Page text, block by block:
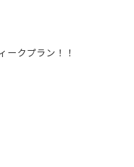
ークプラン！！